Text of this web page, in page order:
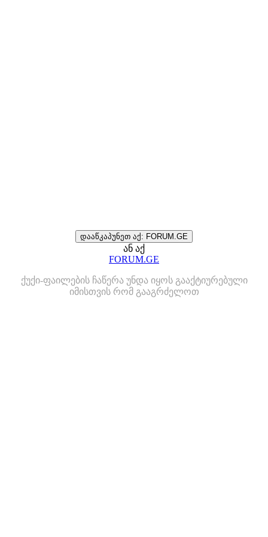
დააწკაპუნეთ აქ: FORUM.GE
ან აქ
FORUM.GE
ქუქი-ფაილების ჩაწერა უნდა იყოს გააქტიურებული
იმისთვის რომ გააგრძელოთ